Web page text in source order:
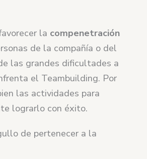
la compenetración
de la compañía o del
las grandes dificultades a
el Teambuilding. Por
las actividades para
lograrlo con éxito.
de pertenecer a la